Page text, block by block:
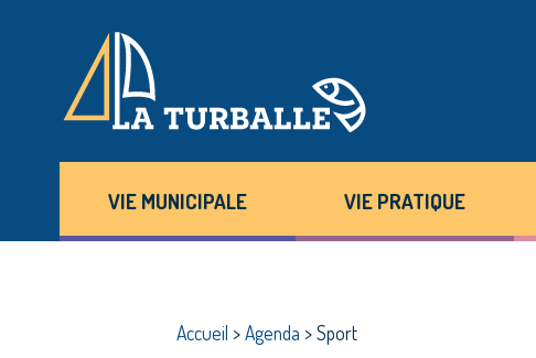
VIE MUNICIPALE VIE PRATIQUE
Accueil >Agenda >Sport